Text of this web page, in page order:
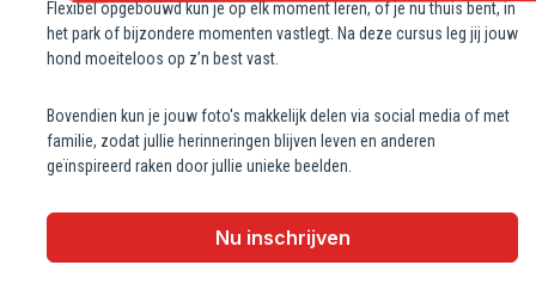
Flexibel opgebouwd kun je op elk moment leren, of je nu thuis bent, in
het park of bijzondere momenten vastlegt. Na deze cursus leg jij jouw
hond moeiteloos op z’n best vast.
Bovendien kun je jouw foto's makkelijk delen via social media of met
familie, zodat jullie herinneringen blijven leven en anderen
geïnspireerd raken door jullie unieke beelden.
Nu inschrijven